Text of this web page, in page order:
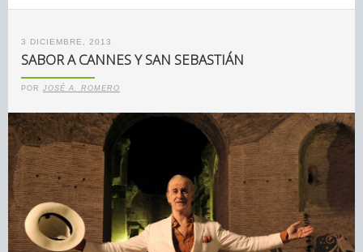
3 DICIEMBRE, 2013
SABOR A CANNES Y SAN SEBASTIÁN
POR JOSÉ A. ROMERO